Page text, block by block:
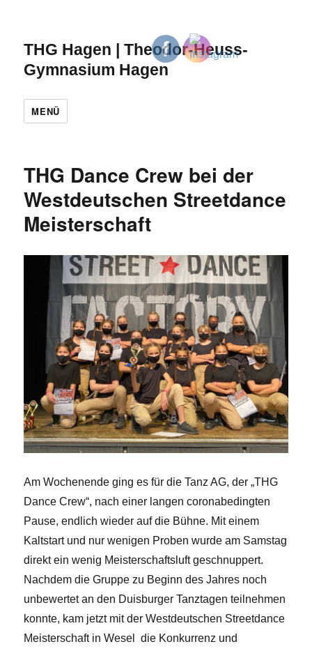
THG Hagen | Theodor-Heuss-
Gymnasium Hagen
MENÜ
THG Dance Crew bei der
Westdeutschen Streetdance
Meisterschaft
Am Wochenende ging es für die Tanz AG, der „THG
Dance Crew“, nach einer langen coronabedingten
Pause, endlich wieder auf die Bühne. Mit einem
Kaltstart und nur wenigen Proben wurde am Samstag
direkt ein wenig Meisterschaftsluft geschnuppert.
Nachdem die Gruppe zu Beginn des Jahres noch
unbewertet an den Duisburger Tanztagen teilnehmen
konnte, kam jetzt mit der Westdeutschen Streetdance
Meisterschaft in Wesel die Konkurrenz und